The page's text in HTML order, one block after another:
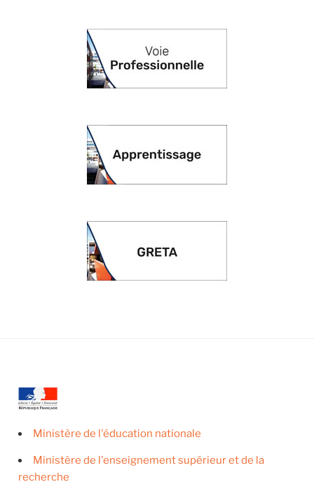
Ministère de l'éducation nationale
Ministère de l'enseignement supérieur et de la
recherche